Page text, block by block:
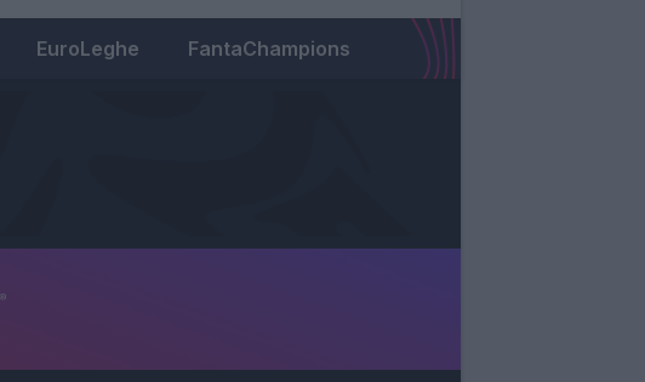
EuroLeghe FantaChampions